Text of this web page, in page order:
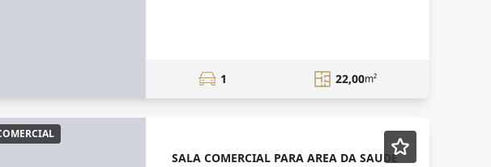
1 22,00m²
SALA COMERCIAL PARA AREA DA SAUDE